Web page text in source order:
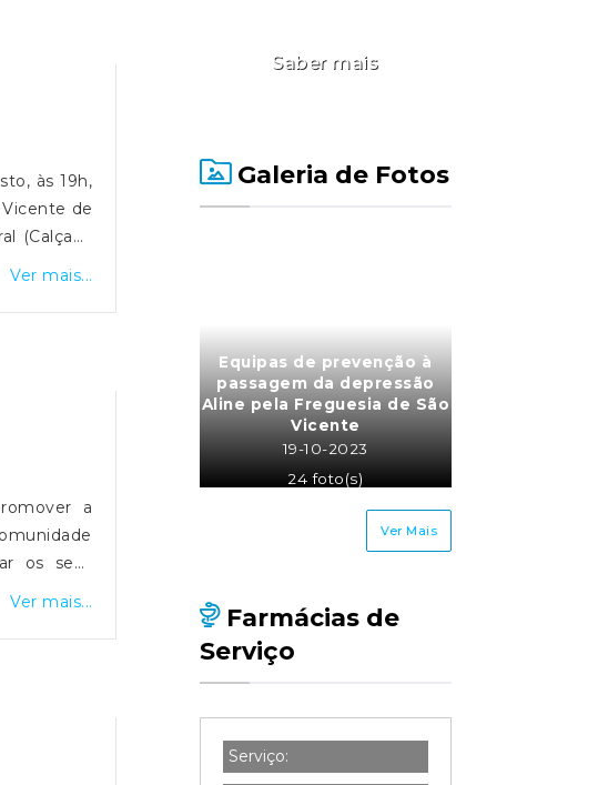
às 19h,
Vicente de
(Calçada
Ver mais...
a
os seus
do
Ver mais...
Saber mais
Galeria de Fotos
Equipas de prevenção à
passagem da depressão
Aline pela Freguesia de São
Vicente
19-10-2023
24 foto(s)
Ver Mais
Farmácias de
Serviço
Serviço: